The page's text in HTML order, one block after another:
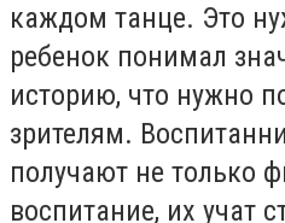
каждом танце. Это
ребенок понимал
историю, что нужно
зрителям.
получают не только
воспитание, их учат